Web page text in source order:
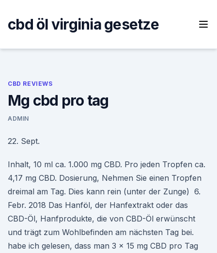
content
cbd öl virginia gesetze
CBD REVIEWS
Mg cbd pro tag
ADMIN
22. Sept.
Inhalt, 10 ml ca. 1.000 mg CBD. Pro jeden Tropfen ca.
4,17 mg CBD. Dosierung, Nehmen Sie einen Tropfen
dreimal am Tag. Dies kann rein (unter der Zunge) 6.
Febr. 2018 Das Hanföl, der Hanfextrakt oder das
CBD-Öl, Hanfprodukte, die von CBD-Öl erwünscht
und trägt zum Wohlbefinden am nächsten Tag bei.
habe ich gelesen, dass man 3 x 15 mg CBD pro Tag